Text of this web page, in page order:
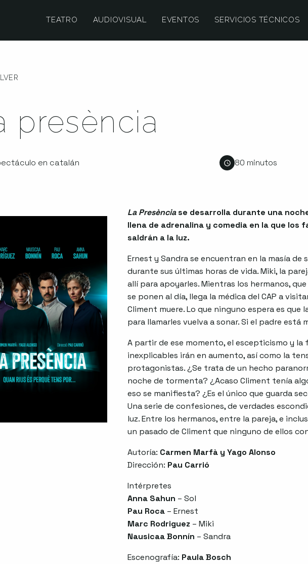
TEATRO AUDIOVISUAL EVENTOS SERVICIOS TÉCNICOS
presència
en catalán 80 minutos
La Presènciase desarrolla durante una
llena de adrenalina y comedia en la que los
saldrán a la luz.
Ernest y Sandra se encuentran en la masía de
durante sus últimas horas de vida. Miki, la
allí para apoyarles. Mientras los hermanos,
se ponen al día, llega la médica del CAP a
Climent muere. Lo que ninguno espera es que
para llamarles vuelva a sonar. Si el padre está
A partir de ese momento, el escepticismo y la
inexplicables irán en aumento, así como la
protagonistas. ¿Se trata de un hecho
noche de tormenta? ¿Acaso Climent tenía
eso se manifiesta? ¿Es el único que guarda
Una serie de confesiones, de verdades
luz. Entre los hermanos, entre la pareja, e
un pasado de Climent que ninguno de ellos
Autoría: Carmen Marfà y Yago Alonso
Dirección: Pau Carrió
Intérpretes
Anna Sahun – Sol
Pau Roca– Ernest
Marc Rodriguez – Miki
Nausicaa Bonnín – Sandra
Escenografía: Paula Bosch